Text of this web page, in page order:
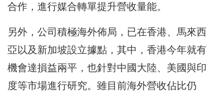
合作，進行媒合轉單提升營收量能。
另外，公司積極海外佈局，已在香港、馬來西
亞以及新加坡設立據點，其中，香港今年就有
機會達損益兩平，也針對中國大陸、美國與印
度等市場進行研究。雖目前海外營收佔比仍